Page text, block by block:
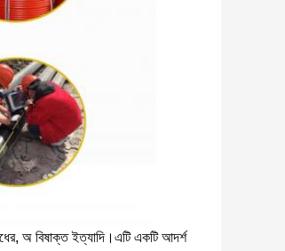
অ বিষাক্ত ইত্যাদি।এটি একটি আদর্শ